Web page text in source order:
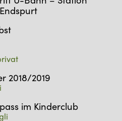
2018/2019
im Kinderclub